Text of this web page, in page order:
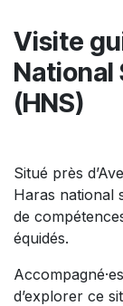
Visite
National
(HNS)
Situé près
Haras national
de
équidés.
d’explorer ce